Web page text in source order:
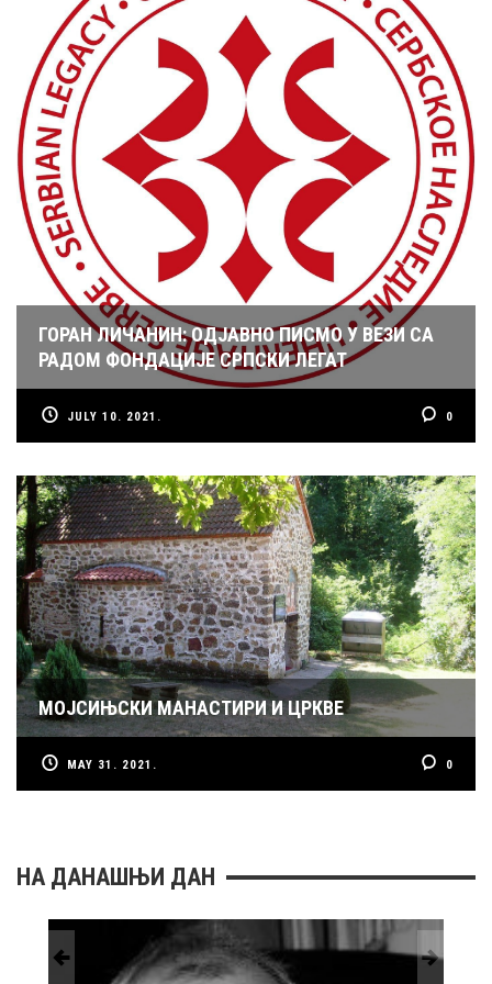
ГОРАН ЛИЧАНИН: ОДЈАВНО ПИСМО У ВЕЗИ СА
РАДОМ ФОНДАЦИЈЕ СРПСКИ ЛЕГАТ
JULY 10. 2021. 0
МОЈСИЊСКИ МАНАСТИРИ И ЦРКВЕ
MAY 31. 2021. 0
НА ДАНАШЊИ ДАН